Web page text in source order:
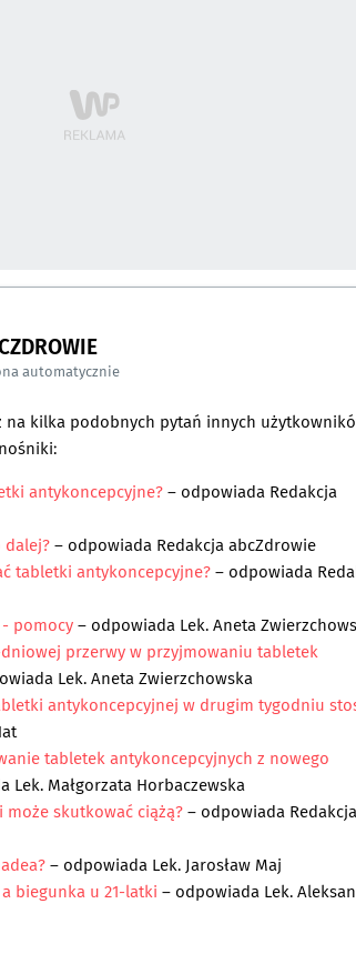
automatycznie
kilka podobnych pytań innych
antykoncepcyjne?– odpowiada Redakcja
– odpowiada Redakcja abcZdrowie
tabletki antykoncepcyjne?– odpowiada
pomocy– odpowiada Lek. Aneta
przerwy w przyjmowaniu tabletek
Lek. Aneta Zwierzchowska
antykoncepcyjnej w drugim tygodniu
tabletek antykoncepcyjnych z nowego
Lek. Małgorzata Horbaczewska
może skutkować ciążą?– odpowiada Redakcja
– odpowiada Lek. Jarosław Maj
biegunka u 21-latki – odpowiada Lek.